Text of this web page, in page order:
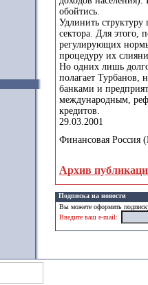
обойтись.
Удлинить структуру
сектора. Для этого,
регулирующих
процедуру их
Но одних лишь
полагает Турбанов,
банками и
международным,
кредитов.
29.03.2001
Финансовая Россия
Архив
Подписка на новости
Вы можете оформить
Введите ваш e-mail: